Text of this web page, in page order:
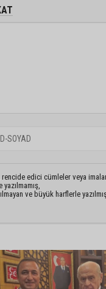
edici cümleler veya
ve büyük harflerle